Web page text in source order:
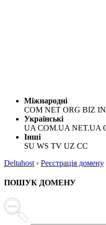
Міжнародні
COM NET ORG BIZ
Українські
UA COM.UA NET.UA
Інші
SU WS TV UZ CC
Deltahost › Реєстрація домену
ПОШУК ДОМЕНУ